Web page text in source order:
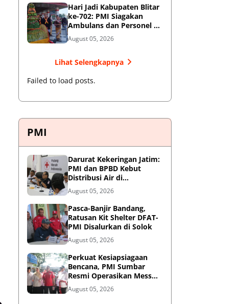
Hari Jadi Kabupaten Blitar
ke-702: PMI Siagakan
Ambulans dan Personel di
Area Pisowanan Agung
August 05, 2026
Lihat Selengkapnya
Failed to load posts.
PMI
Darurat Kekeringan Jatim:
PMI dan BPBD Kebut
Distribusi Air di
Mojokerto-Pasuruan
August 05, 2026
Pasca-Banjir Bandang,
Ratusan Kit Shelter DFAT-
PMI Disalurkan di Solok
August 05, 2026
Perkuat Kesiapsiagaan
Bencana, PMI Sumbar
Resmi Operasikan Mess
Khusus Relawan
Kemanusiaan
August 05, 2026